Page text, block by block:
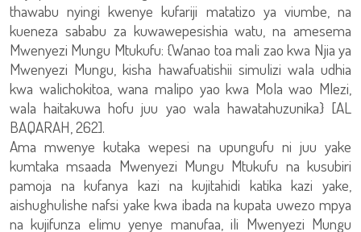
thawabu nyingi kwenye kufariji matatizo ya viumbe, na
kueneza sababu za kuwawepesishia watu, na amesema
Mwenyezi Mungu Mtukufu: {Wanao toa mali zao kwa Njia ya
Mwenyezi Mungu, kisha hawafuatishii simulizi wala udhia
kwa walichokitoa, wana malipo yao kwa Mola wao Mlezi,
wala haitakuwa hofu juu yao wala hawatahuzunika} [AL
BAQARAH, 262].
Ama mwenye kutaka wepesi na upungufu ni juu yake
kumtaka msaada Mwenyezi Mungu Mtukufu na kusubiri
pamoja na kufanya kazi na kujitahidi katika kazi yake,
aishughulishe nafsi yake kwa ibada na kupata uwezo mpya
na kujifunza elimu yenye manufaa, ili Mwenyezi Mungu